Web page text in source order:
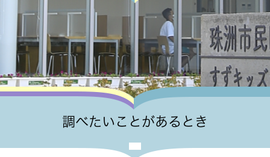
l
カ
タ
ム
検
調べたいことがあるとき